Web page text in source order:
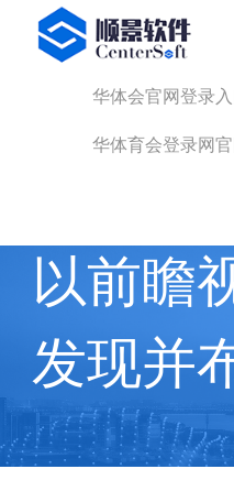
华体会官网登录入口
华体会官网登录
华体育会登录网
以前瞻
发现并